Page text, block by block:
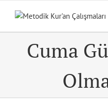
Cuma